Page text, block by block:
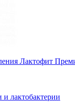
Лактофит
лактобактерии